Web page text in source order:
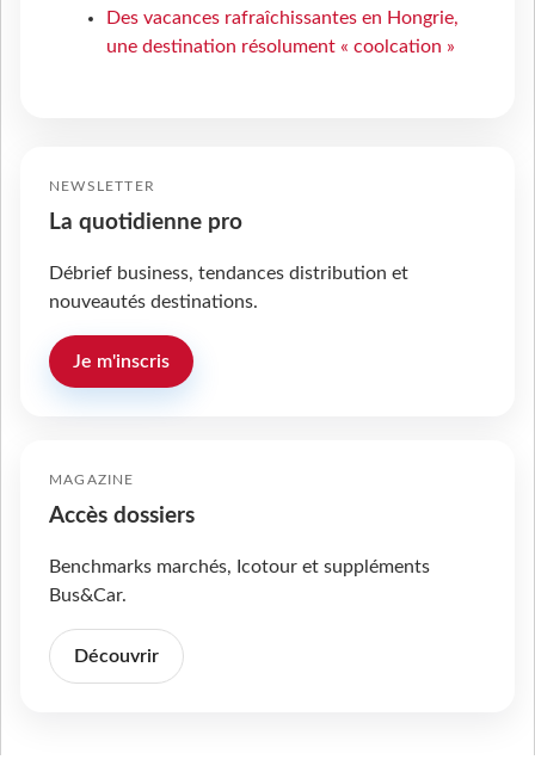
Des vacances rafraîchissantes en Hongrie,
une destination résolument « coolcation »
NEWSLETTER
La quotidienne pro
Débrief business, tendances distribution et
nouveautés destinations.
Je m'inscris
MAGAZINE
Accès dossiers
Benchmarks marchés, Icotour et suppléments
Bus&Car.
Découvrir